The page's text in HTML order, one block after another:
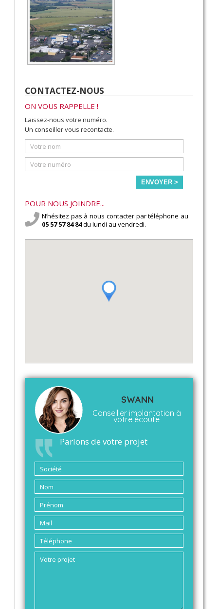
CONTACTEZ-NOUS
ON VOUS RAPPELLE !
Laissez-nous votre numéro.
Un conseiller vous recontacte.
ENVOYER >
POUR NOUS JOINDRE...
N’hésitez pas à nous contacter par téléphone au
05 57 57 84 84du lundi au vendredi.
SWANN
Conseiller implantation à
votre écoute
Parlons de votre projet